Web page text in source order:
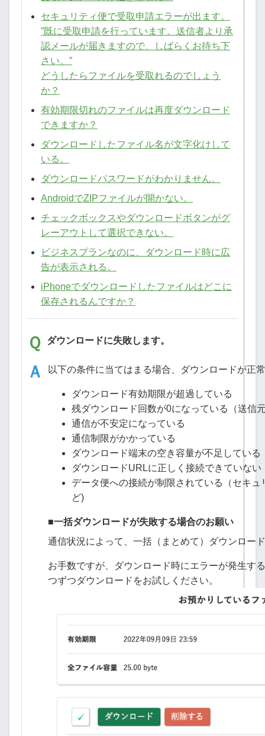
セキュリティ便で受取申請エラーが出ます。
”既に受取申請を行っています。送信者より承
認メールが届きますので、しばらくお待ち下
さい。”
どうしたらファイルを受取れるのでしょう
か？
有効期限切れのファイルは再度ダウンロード
できますか？
ダウンロードしたファイル名が文字化けして
いる。
ダウンロードパスワードがわかりません。
AndroidでZIPファイルが開かない。
チェックボックスやダウンロードボタンがグ
レーアウトして選択できない。
ビジネスプランなのに、ダウンロード時に広
告が表示される。
iPhoneでダウンロードしたファイルはどこに
保存されるんですか？
ダウンロードに失敗します。
以下の条件に当てはまる場合、ダウンロードが正
ダウンロード有効期限が超過している
残ダウンロード回数が0になっている（送信
通信が不安定になっている
通信制限がかかっている
ダウンロード端末の空き容量が不足している
ダウンロードURLに正しく接続できていない
データ便への接続が制限されている（セキ
ど)
■一括ダウンロードが失敗する場合のお願い
通信状況によって、一括（まとめて）ダウンロー
お手数ですが、ダウンロード時にエラーが発生す
つずつダウンロードをお試しください。